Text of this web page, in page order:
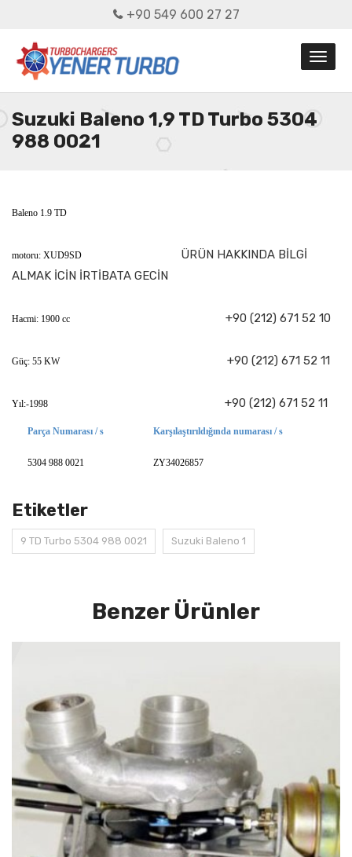
+90 549 600 27 27
Suzuki Baleno 1,9 TD Turbo 5304
988 0021
Baleno 1.9 TD
motoru: XUD9SD ÜRÜN HAKKINDA BİLGİ
ALMAK İCİN İRTİBATA GECİN
Hacmi: 1900 cc +90 (212) 671 52 10
Güç: 55 KW +90 (212) 671 52 11
Yıl:-1998 +90 (212) 671 52 11
Parça Numarası / s
5304 988 0021
Karşılaştırıldığında numarası / s
ZY34026857
Etiketler
9 TD Turbo 5304 988 0021 Suzuki Baleno 1
Benzer Ürünler